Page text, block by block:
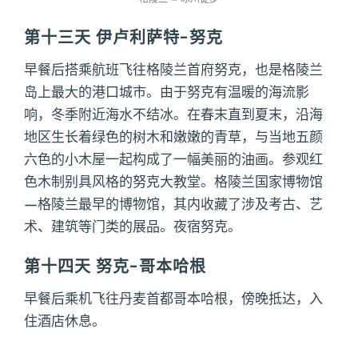
第十三天 伊卢利萨特-努克
早餐后搭乘航班飞往格陵兰首府努克，也是格陵兰
岛上最大的港口城市。由于努克有温暖的海流影
响，冬季附近海水不结冰。在春末直到夏末，沿海
地区生长着绿色的树木和嫩嫩的青草，与当地五颜
六色的小木屋一起构成了一幅美丽的油画。参观红
色木制别具风格的努克大教堂。格陵兰国家博物馆
—格陵兰最早的博物馆，其内收藏了涉及考古、艺
术、建筑等门类的展品。夜宿努克。
第十四天 努克-哥本哈根
早餐后乘机飞往丹麦首都哥本哈根，傍晚抵达，入
住酒店休息。